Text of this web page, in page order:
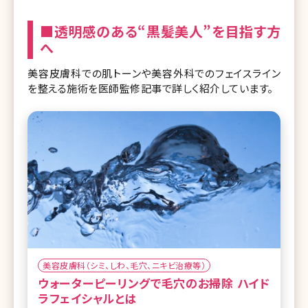
■透明感のある“黒髪美人”を目指す方
へ
美容皮膚科での肌トーンや美容外科でのフェイスライン
を整える施術を医師監修記事で詳しく紹介しています。
美容皮膚科（シミ、しわ、毛穴、ニキビ治療等）
ウォーターピーリングで毛穴のお掃除 ハイド
ラフェイシャルとは